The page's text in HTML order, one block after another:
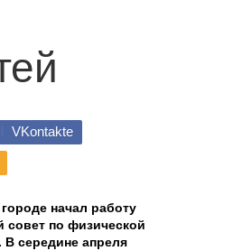
VKontakte
начал работу
совет по физической
В середине апреля